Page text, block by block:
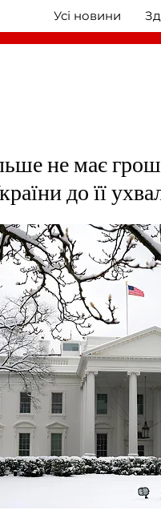
Усі новини
не має
до її